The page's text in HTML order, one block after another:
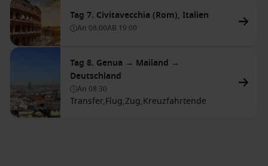
Tag 7. Civitavecchia (Rom), Italien
An 08:00AB 19:00
Tag 8. Genua → Mailand →
Deutschland
An 08:30
Transfer,Flug,Zug,Kreuzfahrtende